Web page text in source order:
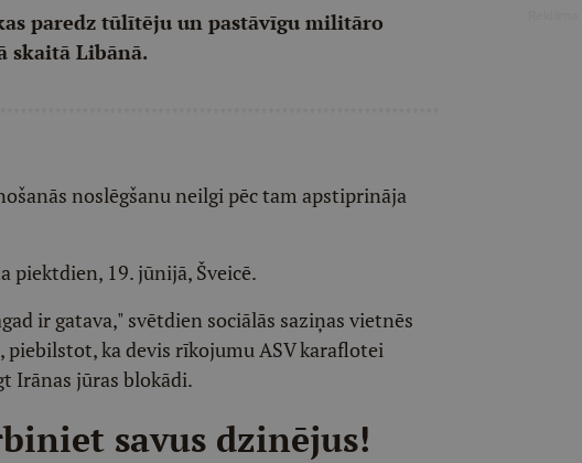
paredz tūlītēju un pastāvīgu militāro
skaitā Libānā.
noslēgšanu neilgi pēc tam apstiprināja
piektdien, 19. jūnijā, Šveicē.
ir gatava," svētdien sociālās saziņas vietnēs
piebilstot, ka devis rīkojumu ASV karaflotei
Irānas jūras blokādi.
savus dzinējus!